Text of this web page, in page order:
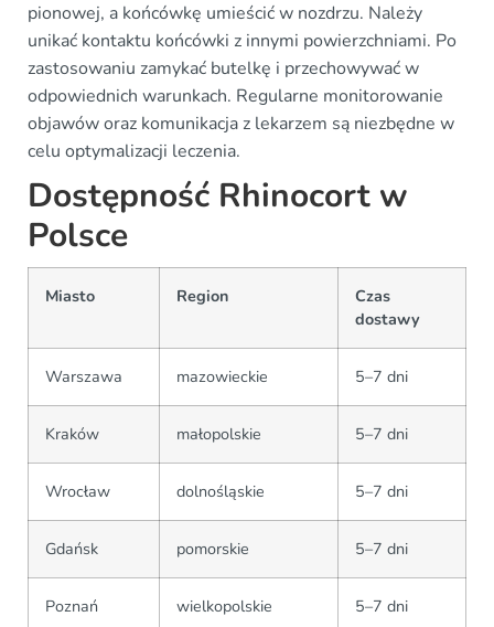
pionowej, a końcówkę umieścić w nozdrzu. Należy
unikać kontaktu końcówki z innymi powierzchniami. Po
zastosowaniu zamykać butelkę i przechowywać w
odpowiednich warunkach. Regularne monitorowanie
objawów oraz komunikacja z lekarzem są niezbędne w
celu optymalizacji leczenia.
Dostępność Rhinocort w
Polsce
Miasto Region
Czas
dostawy
Warszawa mazowieckie 5–7 dni
Kraków małopolskie 5–7 dni
Wrocław dolnośląskie 5–7 dni
Gdańsk pomorskie 5–7 dni
Poznań wielkopolskie 5–7 dni